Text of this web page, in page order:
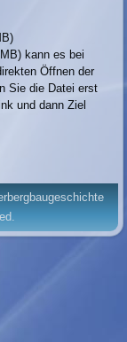
kann es bei
Öffnen der
Sie die Datei erst
und dann Ziel